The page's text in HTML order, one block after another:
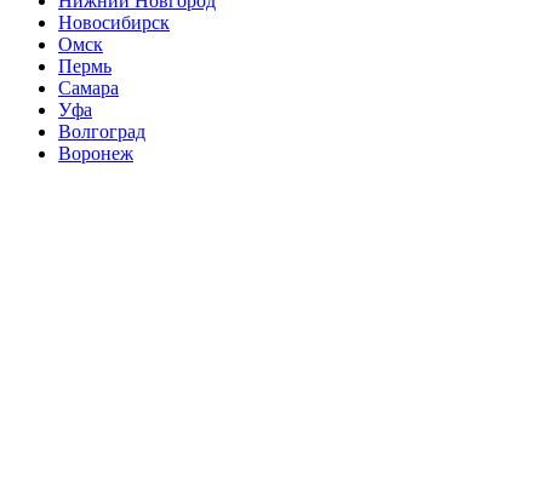
Новосибирск
Омск
Пермь
Самара
Уфа
Волгоград
Воронеж